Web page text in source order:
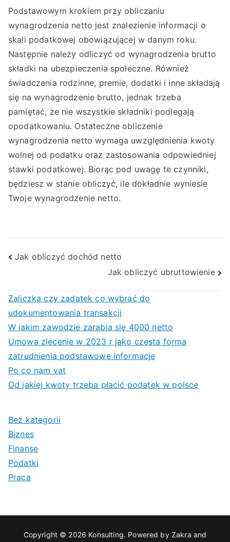
Podstawowym krokiem przy obliczaniu
wynagrodzenia netto jest znalezienie informacji o
skali podatkowej obowiązującej w danym roku.
Następnie należy odliczyć od wynagrodzenia brutto
składki na ubezpieczenia społeczne. Również
świadczenia rodzinne, premie, dodatki i inne składają
się na wynagrodzenie brutto, jednak trzeba
pamiętać, że nie wszystkie składniki podlegają
opodatkowaniu. Ostateczne obliczenie
wynagrodzenia netto wymaga uwzględnienia kwoty
wolnej od podatku oraz zastosowania odpowiedniej
stawki podatkowej. Biorąc pod uwagę te czynniki,
będziesz w stanie obliczyć, ile dokładnie wyniesie
Twoje wynagrodzenie netto.
Nawigacja
Jak obliczyć dochód netto
Jak obliczyć ubruttowienie
Zaliczka czy zadatek co wybrać do
udokumentowania transakcji
W jakim zawodzie zarabia się 4000 netto
Umowa zlecenie w 2023 r jako częsta forma
zatrudnienia podstawowe informacje
Po co nam vat
Od jakiej kwoty trzeba płacić podatek w polsce
Bez kategorii
Biznes
Finanse
Podatki
Praca
Copyright © 2026 Konsulting. Powered by Zakra and